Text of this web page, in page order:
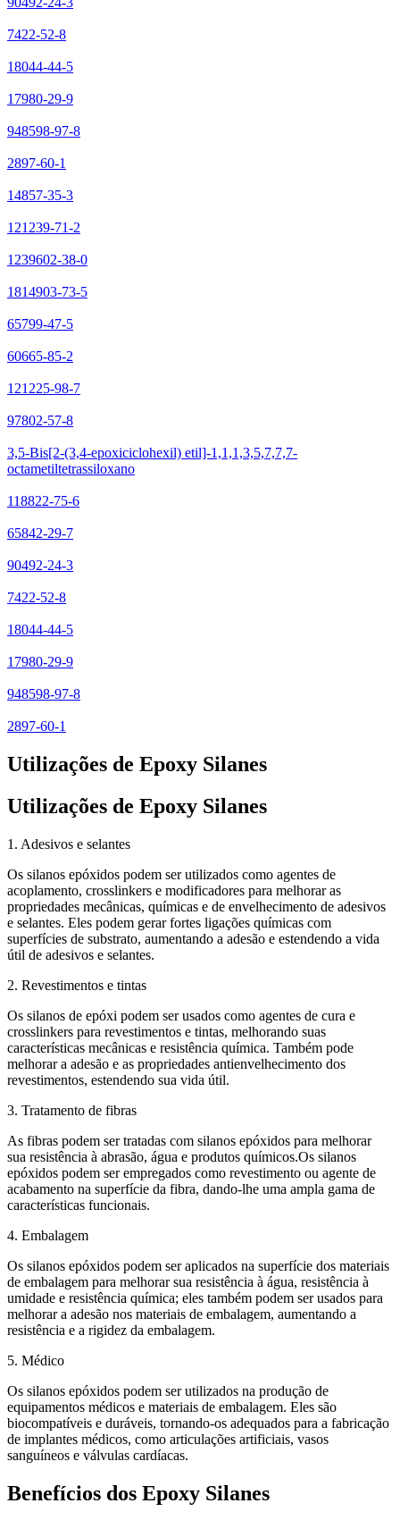
7422-52-8
18044-44-5
17980-29-9
948598-97-8
2897-60-1
14857-35-3
121239-71-2
1239602-38-0
1814903-73-5
65799-47-5
60665-85-2
121225-98-7
97802-57-8
3,5-Bis[2-(3,4-epoxiciclohexil) etil]-1,1,1,3,5,7,7,7-
octametiltetrassiloxano
118822-75-6
65842-29-7
90492-24-3
7422-52-8
18044-44-5
17980-29-9
948598-97-8
2897-60-1
Utilizações de Epoxy Silanes
Utilizações de Epoxy Silanes
1. Adesivos e selantes
Os silanos epóxidos podem ser utilizados como agentes de
acoplamento, crosslinkers e modificadores para melhorar as
propriedades mecânicas, químicas e de envelhecimento de adesivos
e selantes. Eles podem gerar fortes ligações químicas com
superfícies de substrato, aumentando a adesão e estendendo a vida
útil de adesivos e selantes.
2. Revestimentos e tintas
Os silanos de epóxi podem ser usados como agentes de cura e
crosslinkers para revestimentos e tintas, melhorando suas
características mecânicas e resistência química. Também pode
melhorar a adesão e as propriedades antienvelhecimento dos
revestimentos, estendendo sua vida útil.
3. Tratamento de fibras
As fibras podem ser tratadas com silanos epóxidos para melhorar
sua resistência à abrasão, água e produtos químicos.Os silanos
epóxidos podem ser empregados como revestimento ou agente de
acabamento na superfície da fibra, dando-lhe uma ampla gama de
características funcionais.
4. Embalagem
Os silanos epóxidos podem ser aplicados na superfície dos materiais
de embalagem para melhorar sua resistência à água, resistência à
umidade e resistência química; eles também podem ser usados para
melhorar a adesão nos materiais de embalagem, aumentando a
resistência e a rigidez da embalagem.
5. Médico
Os silanos epóxidos podem ser utilizados na produção de
equipamentos médicos e materiais de embalagem. Eles são
biocompatíveis e duráveis, tornando-os adequados para a fabricação
de implantes médicos, como articulações artificiais, vasos
sanguíneos e válvulas cardíacas.
Benefícios dos Epoxy Silanes